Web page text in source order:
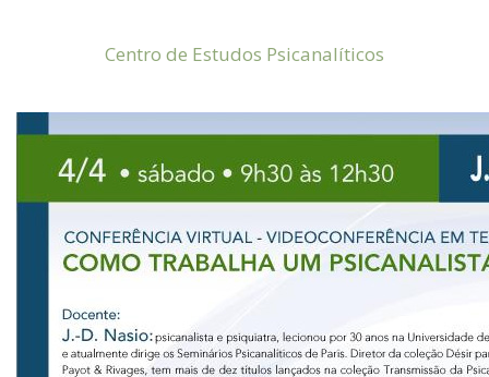
Centro de Estudos Psicanalíticos